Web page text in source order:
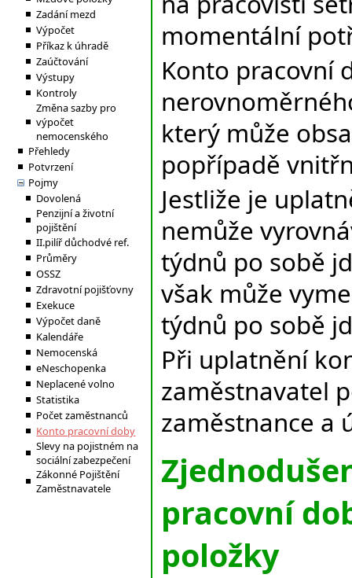
Zadání mezd
Výpočet
Příkaz k úhradě
Zaúčtování
Výstupy
Kontroly
Změna sazby pro
výpočet
nemocenského
Přehledy
Potvrzení
Pojmy
Dovolená
Penzijní a životní
pojištění
II.pilíř důchodvé ref.
Průměry
OSSZ
Zdravotní pojišťovny
Exekuce
Výpočet daně
Kalendáře
Nemocenská
eNeschopenka
Neplacené volno
Statistika
Počet zaměstnanců
Konto pracovní doby
Slevy na pojistném na
sociální zabezpečení
Zákonné Pojištění
Zaměstnavatele
momentální
Konto pracovní
který může
popřípadě
Jestliže je
nemůže
týdnů po sobě
však může
týdnů po sobě
Při uplatnění
zaměstnavatel
zaměstnance a
pracovní
položky